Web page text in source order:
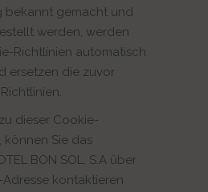
bekannt gemacht und
werden, werden
Richtlinien automatisch
ersetzen die zuvor
dieser Cookie-
können Sie das
BON SOL, S.A über
kontaktieren